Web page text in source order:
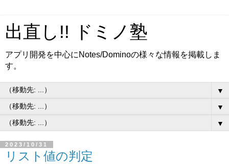
出直し!! ドミノ塾
アプリ開発を中心にNotes/Dominoの様々な情報を掲載しま
す。
▼
▼
▼
2023/10/31
リスト値の判定